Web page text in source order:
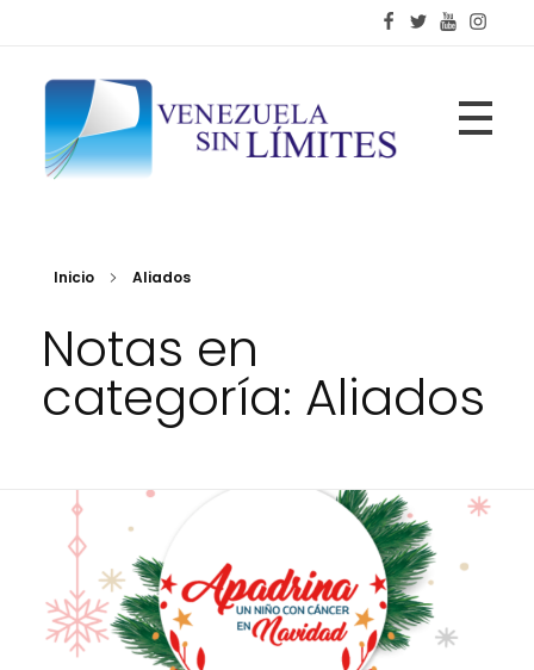
Fundación Venezuela Sin Límites
21 años de alianzas para la transformación socialInicio Aliados
Notas en
categoría: Aliados